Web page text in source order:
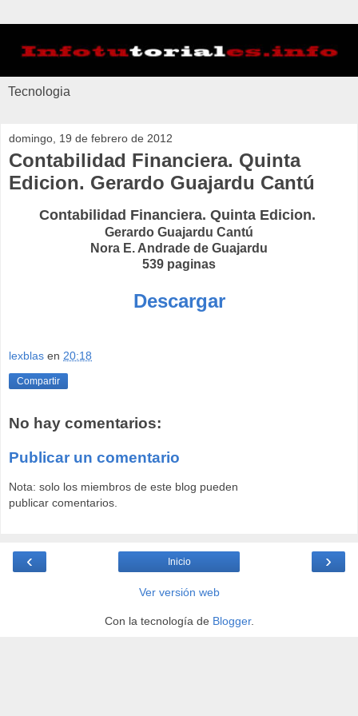
Tecnologia
domingo, 19 de febrero de 2012
Contabilidad Financiera. Quinta
Edicion. Gerardo Guajardu Cantú
Contabilidad Financiera. Quinta Edicion.
Gerardo Guajardu Cantú
Nora E. Andrade de Guajardu
539 paginas
Descargar
lexblas en 20:18
Compartir
No hay comentarios:
Publicar un comentario
Nota: solo los miembros de este blog pueden
publicar comentarios.
‹ ›
Inicio
Ver versión web
Con la tecnología de Blogger.